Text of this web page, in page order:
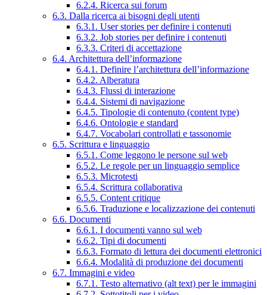
6.2.4. Ricerca sui forum
6.3. Dalla ricerca ai bisogni degli utenti
6.3.1. User stories per definire i contenuti
6.3.2. Job stories per definire i contenuti
6.3.3. Criteri di accettazione
6.4. Architettura dell’informazione
6.4.1. Definire l’architettura dell’informazione
6.4.2. Alberatura
6.4.3. Flussi di interazione
6.4.4. Sistemi di navigazione
6.4.5. Tipologie di contenuto (content type)
6.4.6. Ontologie e standard
6.4.7. Vocabolari controllati e tassonomie
6.5. Scrittura e linguaggio
6.5.1. Come leggono le persone sul web
6.5.2. Le regole per un linguaggio semplice
6.5.3. Microtesti
6.5.4. Scrittura collaborativa
6.5.5. Content critique
6.5.6. Traduzione e localizzazione dei contenuti
6.6. Documenti
6.6.1. I documenti vanno sul web
6.6.2. Tipi di documenti
6.6.3. Formato di lettura dei documenti elettronici
6.6.4. Modalità di produzione dei documenti
6.7. Immagini e video
6.7.1. Testo alternativo (alt text) per le immagini